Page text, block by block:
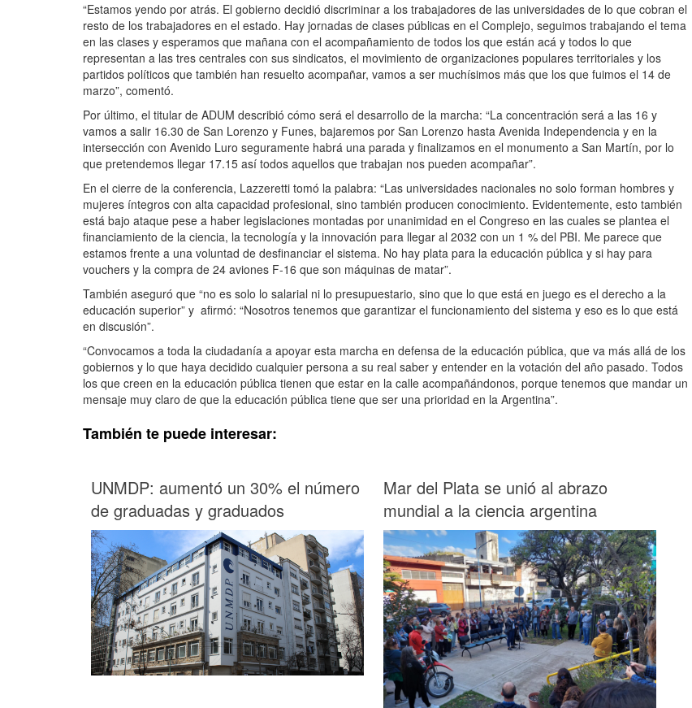
“Estamos yendo por atrás. El gobierno decidió discriminar a los trabajadores de las universidades de lo que cobran el
resto de los trabajadores en el estado. Hay jornadas de clases públicas en el Complejo, seguimos trabajando el tema
en las clases y esperamos que mañana con el acompañamiento de todos los que están acá y todos lo que
representan a las tres centrales con sus sindicatos, el movimiento de organizaciones populares territoriales y los
partidos políticos que también han resuelto acompañar, vamos a ser muchísimos más que los que fuimos el 14 de
marzo”, comentó.
Por último, el titular de ADUM describió cómo será el desarrollo de la marcha: “La concentración será a las 16 y
vamos a salir 16.30 de San Lorenzo y Funes, bajaremos por San Lorenzo hasta Avenida Independencia y en la
intersección con Avenido Luro seguramente habrá una parada y finalizamos en el monumento a San Martín, por lo
que pretendemos llegar 17.15 así todos aquellos que trabajan nos pueden acompañar”.
En el cierre de la conferencia, Lazzeretti tomó la palabra: “Las universidades nacionales no solo forman hombres y
mujeres íntegros con alta capacidad profesional, sino también producen conocimiento. Evidentemente, esto también
está bajo ataque pese a haber legislaciones montadas por unanimidad en el Congreso en las cuales se plantea el
financiamiento de la ciencia, la tecnología y la innovación para llegar al 2032 con un 1 % del PBI. Me parece que
estamos frente a una voluntad de desfinanciar el sistema. No hay plata para la educación pública y si hay para
vouchers y la compra de 24 aviones F-16 que son máquinas de matar”.
También aseguró que “no es solo lo salarial ni lo presupuestario, sino que lo que está en juego es el derecho a la
educación superior” y afirmó: “Nosotros tenemos que garantizar el funcionamiento del sistema y eso es lo que está
en discusión”.
“Convocamos a toda la ciudadanía a apoyar esta marcha en defensa de la educación pública, que va más allá de los
gobiernos y lo que haya decidido cualquier persona a su real saber y entender en la votación del año pasado. Todos
los que creen en la educación pública tienen que estar en la calle acompañándonos, porque tenemos que mandar un
mensaje muy claro de que la educación pública tiene que ser una prioridad en la Argentina”.
También te puede interesar:
UNMDP: aumentó un 30% el número
de graduadas y graduados
Mar del Plata se unió al abrazo
mundial a la ciencia argentina